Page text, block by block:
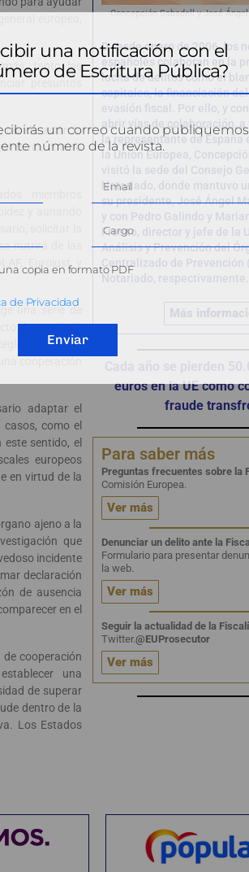
europea,
tanto las
presuntos
donde están la
cuenta
miembros
y aunando
solicitar la
nutrirá de las
Eurojust y
una serie de
de Ley de la
(UE)
cooperación
adaptar el
como el
este sentido, el
europeos
en virtud de la
ajeno a la
que
incidente
declaración
de ausencia
en el
cooperación
una
de superar
dentro de la
Los Estados
Concepción Sabadell y José
D
esde enero de 2006, los
españoles colaboran en la
lucha de delitos como el
capitales, la financiación
evasión fiscal. Por ello, y
abrir vías de colaboración,
la representante de España
la Unión Europea,
visitó la sede del Consejo
Notariado, donde mantuvo
su presidente, José Ángel
y con Pedro Galindo y
Fresno, director y jefe de la
Análisis y Prevención del
Centralizado de Prevención
Notariado, respectivamente.
Más
Cada año se pierden
euros en la UE como
fraude
Para saber más
Preguntas frecuentes sobre la
Comisión Europea.
Ver más
Denunciar un delito ante la
Formulario para presentar
la web.
Ver más
Seguir la actualidad de la
Twitter.@EUProsecutor
Ver más
una notificación con el
de Escritura Pública?
un correo cuando
número de la revista.
copia en formato PDF
de Privacidad
Enviar